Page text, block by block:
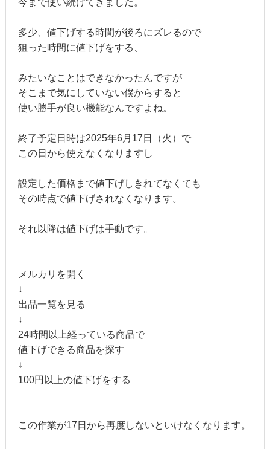
多少、値下げする時間が後ろにズレるので
狙った時間に値下げをする、
みたいなことはできなかったんですが
そこまで気にしていない僕からすると
使い勝手が良い機能なんですよね。
終了予定日時は2025年6月17日（火）で
この日から使えなくなりますし
設定した価格まで値下げしきれてなくても
その時点で値下げされなくなります。
それ以降は値下げは手動です。
メルカリを開く
↓
出品一覧を見る
↓
24時間以上経っている商品で
値下げできる商品を探す
↓
100円以上の値下げをする
この作業が17日から再度しないといけなくなります。